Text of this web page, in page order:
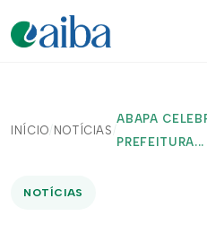
INÍCIO/ NOTÍCIAS /
ABAPA
PREFEITURA...
NOTÍCIAS